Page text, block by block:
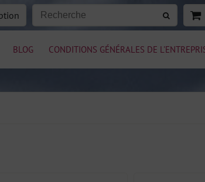
BLOG CONDITIONS GÉNÉRALES DE